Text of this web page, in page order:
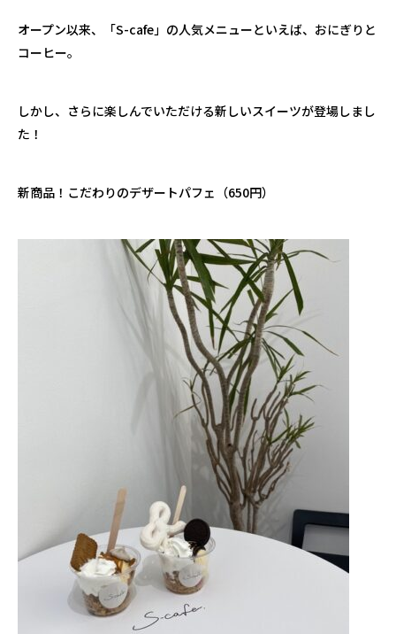
オープン以来、「S-cafe」の人気メニューといえば、おにぎりと
コーヒー。
しかし、さらに楽しんでいただける新しいスイーツが登場しまし
た！
新商品！こだわりのデザートパフェ（650円）